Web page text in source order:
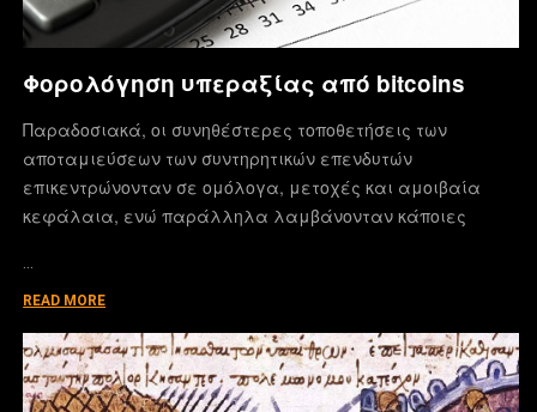
Φορολόγηση υπεραξίας από bitcoins
Παραδοσιακά, οι συνηθέστερες τοποθετήσεις των
αποταμιεύσεων των συντηρητικών επενδυτών
επικεντρώνονταν σε ομόλογα, μετοχές και αμοιβαία
κεφάλαια, ενώ παράλληλα λαμβάνονταν κάποιες
…
READ MORE